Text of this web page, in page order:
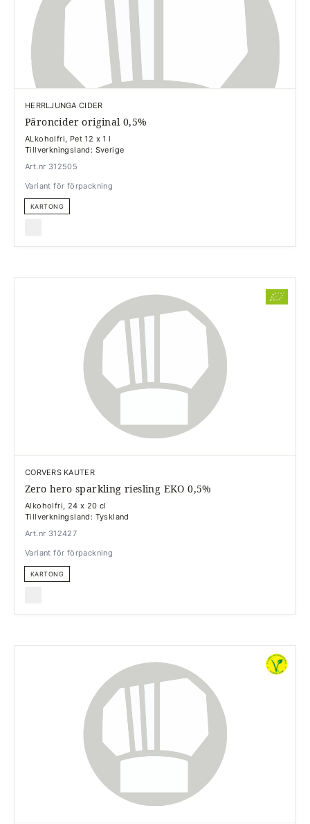
HERRLJUNGA CIDER
Päroncider original 0,5%
ALkoholfri, Pet 12 x 1 l
Tillverkningsland: Sverige
Art.nr 312505
Variant för förpackning
KARTONG
CORVERS KAUTER
Zero hero sparkling riesling EKO 0,5%
Alkoholfri, 24 x 20 cl
Tillverkningsland: Tyskland
Art.nr 312427
Variant för förpackning
KARTONG